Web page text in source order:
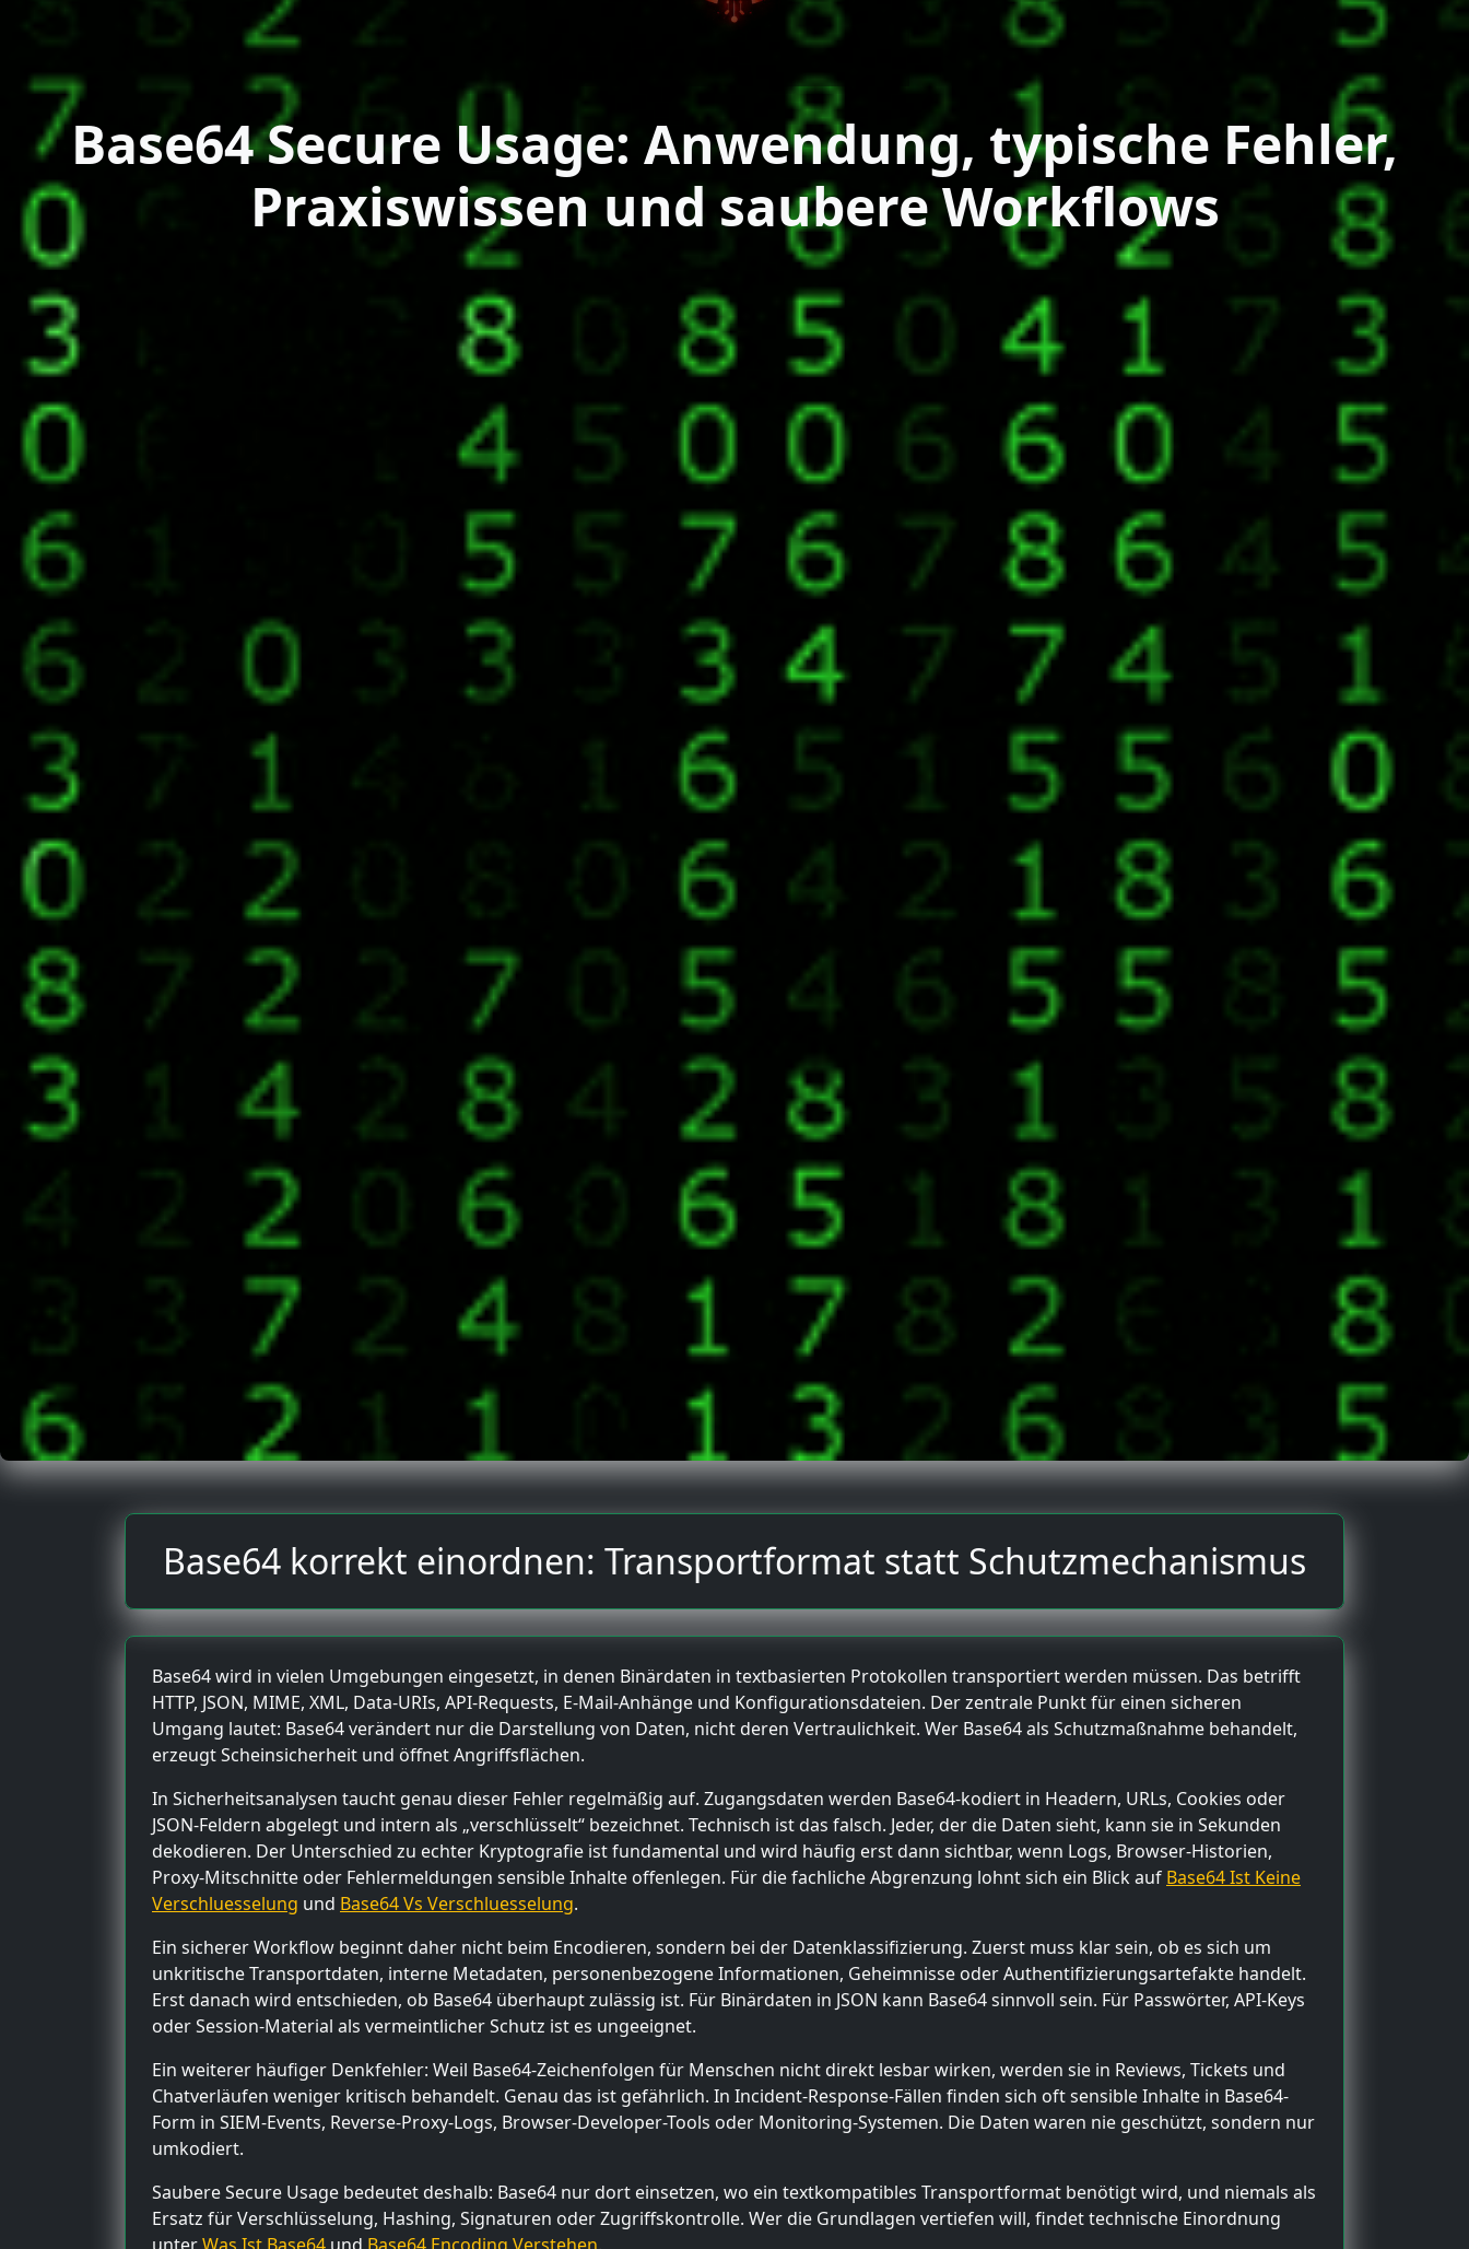
Base64 Secure Usage: Anwendung, typische Fehler,
Praxiswissen und saubere Workflows
Base64 korrekt einordnen: Transportformat statt Schutzmechanismus
Base64 wird in vielen Umgebungen eingesetzt, in denen Binärdaten in textbasierten Protokollen transportiert werden müssen. Das betrifft
HTTP, JSON, MIME, XML, Data-URIs, API-Requests, E-Mail-Anhänge und Konfigurationsdateien. Der zentrale Punkt für einen sicheren
Umgang lautet: Base64 verändert nur die Darstellung von Daten, nicht deren Vertraulichkeit. Wer Base64 als Schutzmaßnahme behandelt,
erzeugt Scheinsicherheit und öffnet Angriffsflächen.
In Sicherheitsanalysen taucht genau dieser Fehler regelmäßig auf. Zugangsdaten werden Base64-kodiert in Headern, URLs, Cookies oder
JSON-Feldern abgelegt und intern als „verschlüsselt“ bezeichnet. Technisch ist das falsch. Jeder, der die Daten sieht, kann sie in Sekunden
dekodieren. Der Unterschied zu echter Kryptografie ist fundamental und wird häufig erst dann sichtbar, wenn Logs, Browser-Historien,
Proxy-Mitschnitte oder Fehlermeldungen sensible Inhalte offenlegen. Für die fachliche Abgrenzung lohnt sich ein Blick auf Base64 Ist Keine
Verschluesselung und Base64 Vs Verschluesselung.
Ein sicherer Workflow beginnt daher nicht beim Encodieren, sondern bei der Datenklassifizierung. Zuerst muss klar sein, ob es sich um
unkritische Transportdaten, interne Metadaten, personenbezogene Informationen, Geheimnisse oder Authentifizierungsartefakte handelt.
Erst danach wird entschieden, ob Base64 überhaupt zulässig ist. Für Binärdaten in JSON kann Base64 sinnvoll sein. Für Passwörter, API-Keys
oder Session-Material als vermeintlicher Schutz ist es ungeeignet.
Ein weiterer häufiger Denkfehler: Weil Base64-Zeichenfolgen für Menschen nicht direkt lesbar wirken, werden sie in Reviews, Tickets und
Chatverläufen weniger kritisch behandelt. Genau das ist gefährlich. In Incident-Response-Fällen finden sich oft sensible Inhalte in Base64-
Form in SIEM-Events, Reverse-Proxy-Logs, Browser-Developer-Tools oder Monitoring-Systemen. Die Daten waren nie geschützt, sondern nur
umkodiert.
Saubere Secure Usage bedeutet deshalb: Base64 nur dort einsetzen, wo ein textkompatibles Transportformat benötigt wird, und niemals als
Ersatz für Verschlüsselung, Hashing, Signaturen oder Zugriffskontrolle. Wer die Grundlagen vertiefen will, findet technische Einordnung